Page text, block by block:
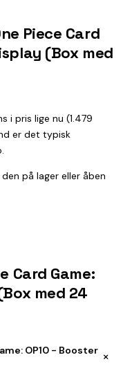
Piece Card
(Box med
i pris lige nu (1.479
er det typisk
på lager eller åben
Card Game:
med 24
OP10 - Booster +